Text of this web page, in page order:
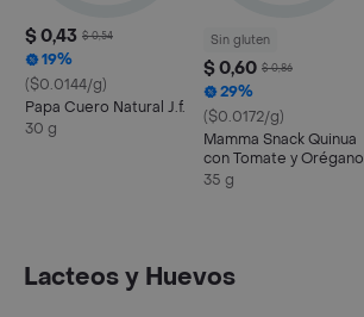
$ 0,43 $ 0,54
19%
($0.0144/g)
Papa Cuero Natural J.f.
30 g
Sin gluten
$ 0,60 $ 0,86
29%
($0.0172/g)
Mamma Snack Quinua
con Tomate y Orégano
35 g
Lacteos y Huevos